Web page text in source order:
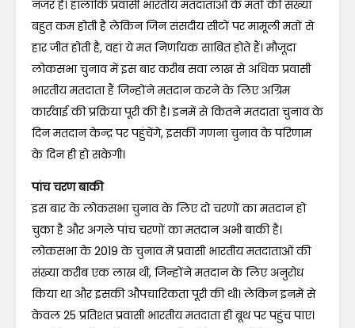
नजर है। हालांकि प्रवासी भारतीय मतदाताओं के मतों की संख्या
बहुत कम होती है लेकिन जिन संसदीय सीटों पर मामूली मतों से
हार जीत होती है, वहां ये मत निर्णायक साबित होते हैं। मौजूदा
लोकसभा चुनाव में इस बार करीब सवा लाख से अधिक प्रवासी
भारतीय मतदाता हैं जिन्होंने मतदान करने के लिए अग्रिम
कार्रवाई की प्रक्रिया पूरी की है। इनमें से कितने मतदाता चुनाव के
दिन मतदान केन्द्र पर पहुंचेंगे, इसकी गणना चुनाव के परिणाम
के दिन ही हो सकेगी।
पांच चरण बाकी
इस बार के लोकसभा चुनाव के लिए दो चरणों का मतदान हो
चुका है और अगले पांच चरणों का मतदान अभी बाकी है।
लोकसभा के 2019 के चुनाव में प्रवासी भारतीय मतदाताओं की
संख्या करीब एक लाख थी, जिन्होंने मतदान के लिए अनुरोध
किया था और इसकी औपचारिकता पूरी की थी। लेकिन इनमें से
केवल 25 प्रतिशत प्रवासी भारतीय मतदाता ही बूथ पर पहुंच पाए।